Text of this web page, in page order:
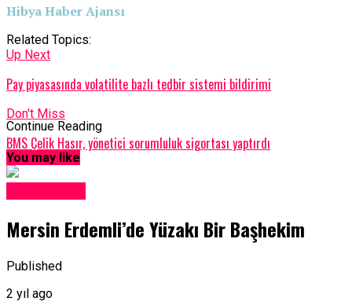
Hibya Haber Ajansı
Related Topics:
Up Next
Pay piyasasında volatilite bazlı tedbir sistemi bildirimi
Don't Miss
BMS Çelik Hasır, yönetici sorumluluk sigortası yaptırdı
Continue Reading
You may like
Mersin Erdemli’de Yüzakı Bir Başhekim
Published
2 yıl ago